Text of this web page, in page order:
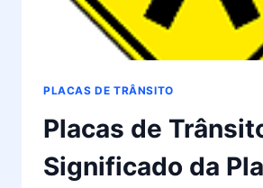
PLACAS DE TRÂNSITO
Placas de
Significado da